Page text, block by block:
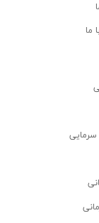
ما
سرمایی